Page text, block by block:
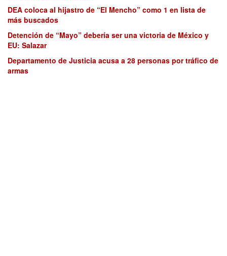
DEA coloca al hijastro de “El Mencho” como 1 en lista de
más buscados
Detención de “Mayo” debería ser una victoria de México y
EU: Salazar
Departamento de Justicia acusa a 28 personas por tráfico de
armas